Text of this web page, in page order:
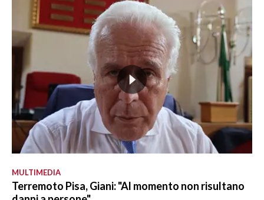
MULTIMEDIA
Terremoto Pisa, Giani: "Al momento non risultano